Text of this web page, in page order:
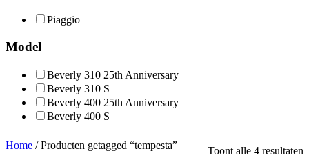
Piaggio
Model
Beverly 310 25th Anniversary
Beverly 310 S
Beverly 400 25th Anniversary
Beverly 400 S
Home / Producten getagged “tempesta” Toont alle 4 resultaten